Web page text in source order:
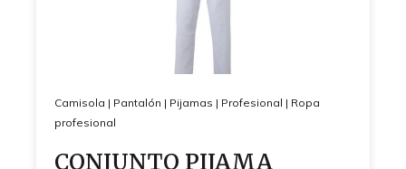
Camisola | Pantalón | Pijamas | Profesional | Ropa
profesional
CONJUNTO PIJAMA